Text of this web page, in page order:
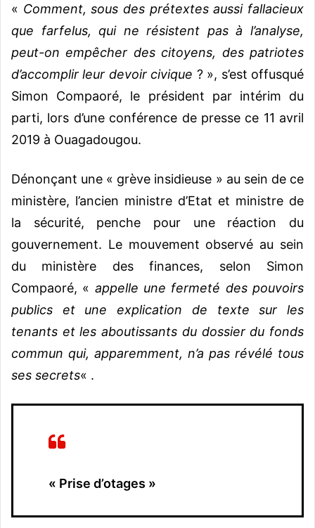
« Comment, sous des prétextes aussi fallacieux
que farfelus, qui ne résistent pas à l’analyse,
peut-on empêcher des citoyens, des patriotes
d’accomplir leur devoir civique ? », s’est offusqué
Simon Compaoré, le président par intérim du
parti, lors d’une conférence de presse ce 11 avril
2019 à Ouagadougou.
Dénonçant une « grève insidieuse » au sein de ce
ministère, l’ancien ministre d’Etat et ministre de
la sécurité, penche pour une réaction du
gouvernement. Le mouvement observé au sein
du ministère des finances, selon Simon
Compaoré, « appelle une fermeté des pouvoirs
publics et une explication de texte sur les
tenants et les aboutissants du dossier du fonds
commun qui, apparemment, n’a pas révélé tous
ses secrets« .
« Prise d’otages »